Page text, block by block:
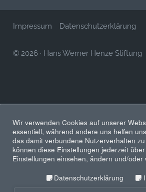
Impressum Datenschutzerklärung
© 2026 · Hans Werner Henze Stiftung
Wir verwenden Cookies auf unserer
essentiell, während andere uns helfen
das damit verbundene Nutzerverhalten
können diese Einstellungen jederzeit
Einstellungen einsehen, ändern und/oder
Datenschutzerklärung